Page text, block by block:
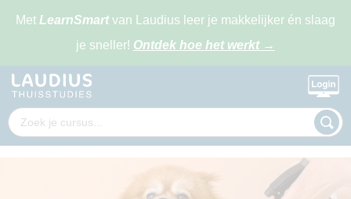
Met LearnSmartvan Laudius leer je makkelijker én slaag
je sneller! Ontdek hoe het werkt →